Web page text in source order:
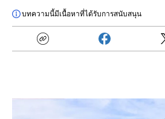
บทความนี้มีเนื้อหาที่ได้รับการสนับสนุน